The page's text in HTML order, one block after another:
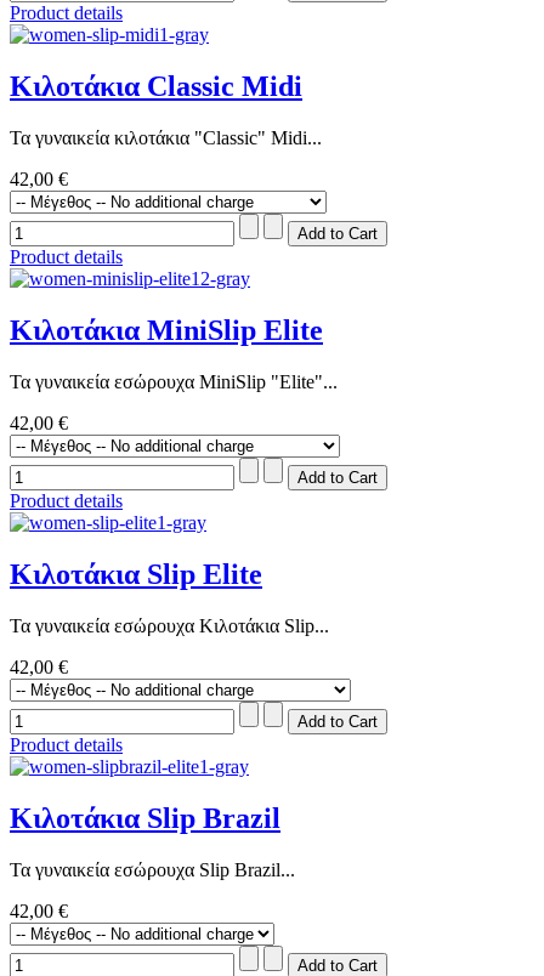
Product details
Κιλοτάκια Classic Midi
Τα γυναικεία κιλοτάκια "Classic" Midi...
42,00 €
Product details
Κιλοτάκια MiniSlip Elite
Τα γυναικεία εσώρουχα MiniSlip "Elite"...
42,00 €
Product details
Κιλοτάκια Slip Elite
Τα γυναικεία εσώρουχα Κιλοτάκια Slip...
42,00 €
Product details
Κιλοτάκια Slip Brazil
Τα γυναικεία εσώρουχα Slip Brazil...
42,00 €